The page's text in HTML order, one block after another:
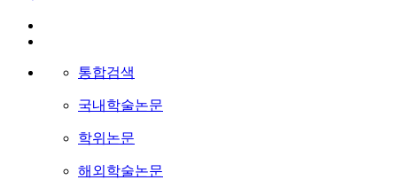
통합검색
국내학술논문
학위논문
해외학술논문